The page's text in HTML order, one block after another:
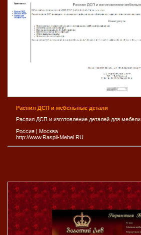
Распил ДСП и мебельные детали
Распил ДСП и изготовление деталей для мебели
Россия | Москва
http://www.Raspil-Mebel.RU